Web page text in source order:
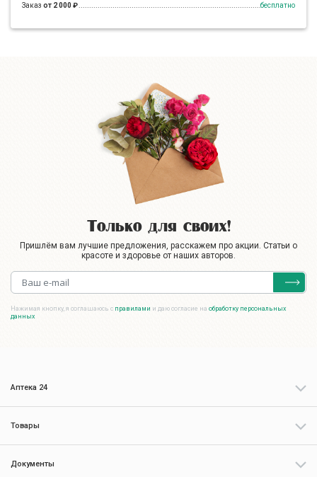
Заказ от 2 000 ₽ бесплатно
Только для своих!
Пришлём вам лучшие предложения, расскажем про акции. Статьи о
красоте и здоровье от наших авторов.
Нажимая кнопку, я соглашаюсь с правилами и даю согласие на обработку персональных
данных
Аптека 24
Товары
Документы